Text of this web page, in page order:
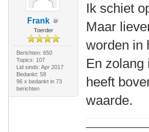
Frank
Toerder
Berichten: 650
Topics: 107
Lid sinds: Apr 2017
Bedankt: 58
96 x bedankt in 73
berichten
Ik schiet
Maar
worden in
En zolang
heeft
waarde.